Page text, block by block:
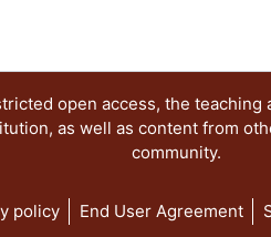
open access, the
as well as content from
community.
policy End User Agreement